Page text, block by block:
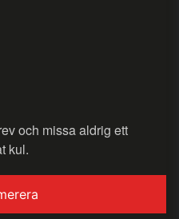
och missa aldrig ett
kul.